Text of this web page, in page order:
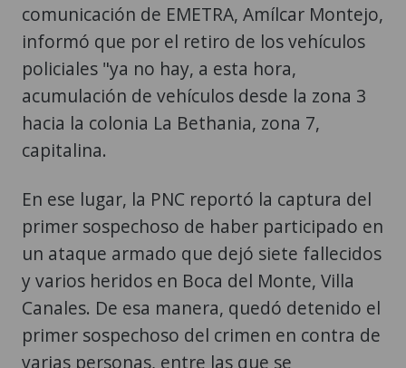
comunicación de EMETRA, Amílcar Montejo,
informó que por el retiro de los vehículos
policiales "ya no hay, a esta hora,
acumulación de vehículos desde la zona 3
hacia la colonia La Bethania, zona 7,
capitalina.
En ese lugar, la PNC reportó la captura del
primer sospechoso de haber participado en
un ataque armado que dejó siete fallecidos
y varios heridos en Boca del Monte, Villa
Canales. De esa manera, quedó detenido el
primer sospechoso del crimen en contra de
varias personas, entre las que se